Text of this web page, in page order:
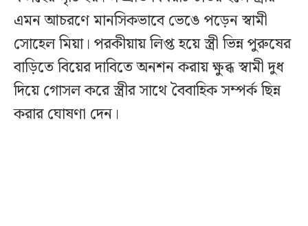
এমন আচরণে মানসিকভাবে ভেঙে পড়েন স্বামী
সোহেল মিয়া। পরকীয়ায় লিপ্ত হয়ে স্ত্রী ভিন্ন পুরুষের
বাড়িতে বিয়ের দাবিতে অনশন করায় ক্ষুব্ধ স্বামী দুধ
দিয়ে গোসল করে স্ত্রীর সাথে বৈবাহিক সম্পর্ক ছিন্ন
করার ঘোষণা দেন।